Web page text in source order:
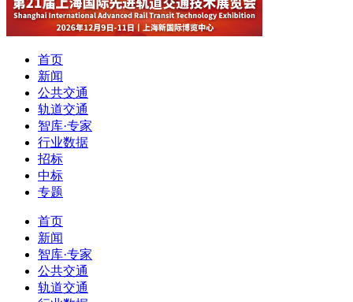
首页
新闻
公共交通
轨道交通
智库·专家
行业数据
招标
中标
专题
首页
新闻
智库·专家
公共交通
轨道交通